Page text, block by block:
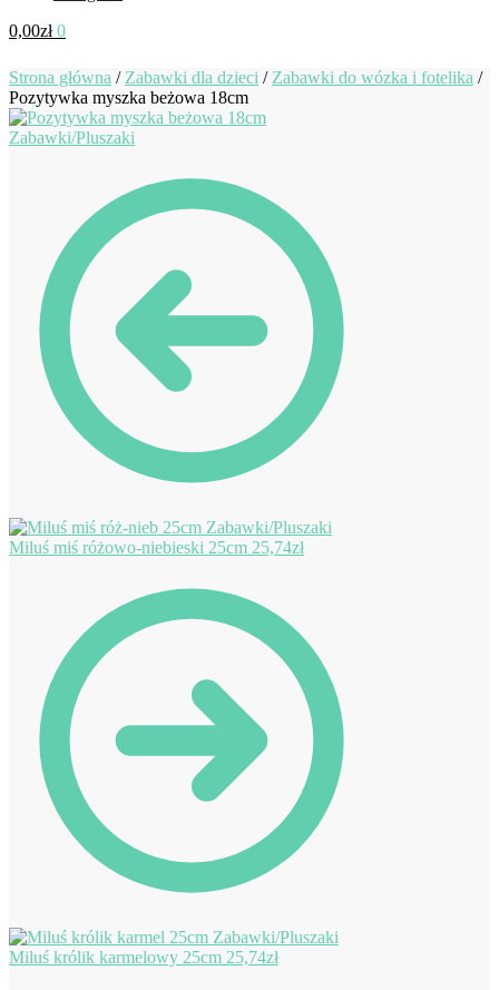
0,00zł 0
Strona główna / Zabawki dla dzieci / Zabawki do wózka i fotelika /
Pozytywka myszka beżowa 18cm
Miluś miś różowo-niebieski 25cm 25,74zł
Miluś królik karmelowy 25cm 25,74zł